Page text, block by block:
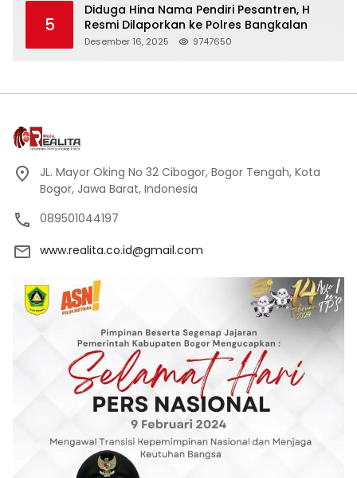
5
Diduga Hina Nama Pendiri Pesantren, H
Resmi Dilaporkan ke Polres Bangkalan
Desember 16, 2025 9747650
JL. Mayor Oking No 32 Cibogor, Bogor Tengah, Kota
Bogor, Jawa Barat, Indonesia
089501044197
www.realita.co.id@gmail.com